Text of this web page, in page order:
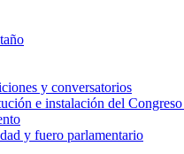
y conversatorios
e instalación del
y fuero parlamentario